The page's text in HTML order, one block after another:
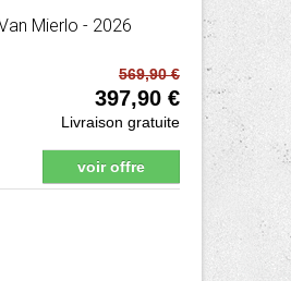
Mierlo - 2026
569,90 €
397,90 €
Livraison gratuite
voir offre